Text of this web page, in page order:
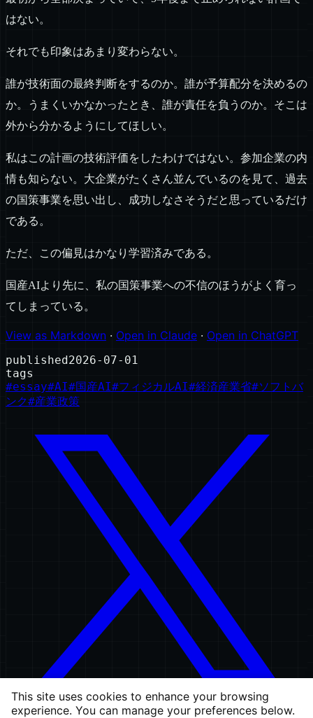
はない。
それでも印象はあまり変わらない。
誰が技術面の最終判断をするのか。誰が予算配分を決めるの
か。うまくいかなかったとき、誰が責任を負うのか。そこは
外から分かるようにしてほしい。
私はこの計画の技術評価をしたわけではない。参加企業の内
情も知らない。大企業がたくさん並んでいるのを見て、過去
の国策事業を思い出し、成功しなさそうだと思っているだけ
である。
ただ、この偏見はかなり学習済みである。
国産AIより先に、私の国策事業への不信のほうがよく育っ
てしまっている。
View as Markdown · Open in Claude · Open in ChatGPT
published 2026-07-01
tags
#essay#AI#国産AI#フィジカルAI#経済産業省#ソフトバ
ンク#産業政策
This site uses cookies to enhance your browsing
experience. You can manage your preferences below.